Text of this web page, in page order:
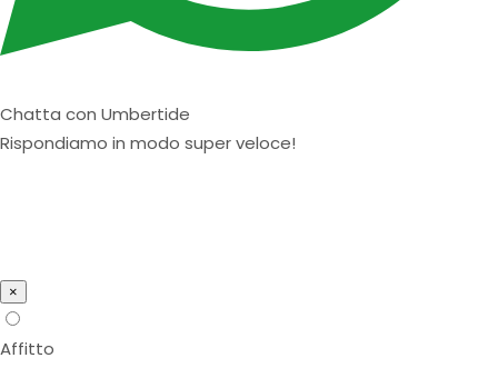
Chatta con Umbertide
Rispondiamo in modo super veloce!
×
Affitto